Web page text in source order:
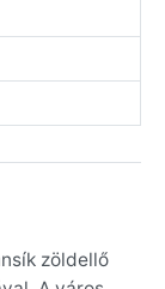
zöldellő